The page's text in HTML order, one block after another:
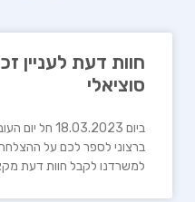
חוות דעת לעניין
סוציאלי
ביום
ברצוני לספר לכם על
למשרדנו לקבל חוות דעת מקצועית.